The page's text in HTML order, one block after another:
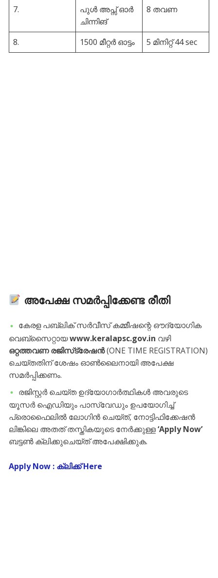
7.
പുൾ അപ്സ് ഓർ
ചിന്നിങ്
8 തവണ
8. 1500 മീറ്റർ ഓട്ടം 5 മിനിറ്റ് 44 sec
അപേക്ഷ സമർപ്പിക്കേണ്ട രീതി
​കേരള പബ്ലിക് സർവീസ് കമ്മീഷന്റെ ഔദ്യോഗിക
വെബ്സൈറ്റായwww.keralapsc.gov.in വഴി
ഒറ്റത്തവണ രജിസ്‌ട്രേഷൻ(ONE TIME REGISTRATION)
ചെയ്തതിന് ശേഷം ഓൺലൈനായി അപേക്ഷ
സമർപ്പിക്കണം.
​രജിസ്റ്റർ ചെയ്ത ഉദ്യോഗാർത്ഥികൾ അവരുടെ
യൂസർ ഐഡിയും പാസ്‌വേഡും ഉപയോഗിച്ച്
പ്രൊഫൈലിൽ ലോഗിൻ ചെയ്ത്, നോട്ടിഫിക്കേഷൻ
ലിങ്കിലെ അതത് തസ്തികയുടെ നേർക്കുള്ള‘Apply Now’
ബട്ടൺ ക്ലിക്കുചെയ്ത് അപേക്ഷിക്കുക.
Apply Now : ക്ലിക്ക് Here